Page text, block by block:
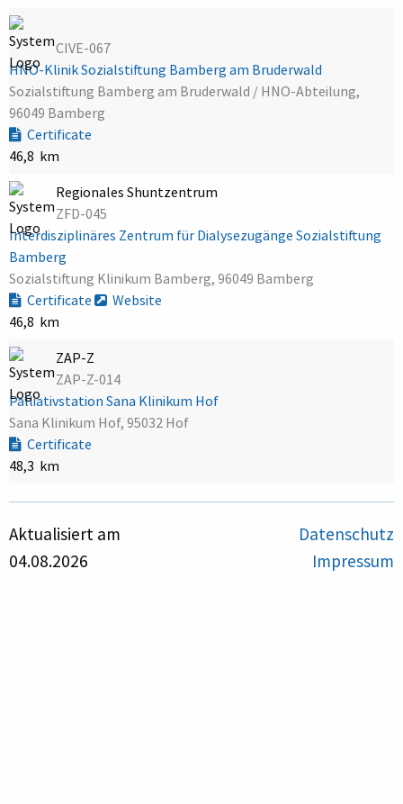
CIVE-067
HNO-Klinik Sozialstiftung Bamberg am Bruderwald
Sozialstiftung Bamberg am Bruderwald / HNO-Abteilung,
96049 Bamberg
Certificate
46,8 km
Regionales Shuntzentrum
ZFD-045
Interdisziplinäres Zentrum für Dialysezugänge Sozialstiftung
Bamberg
Sozialstiftung Klinikum Bamberg, 96049 Bamberg
Certificate
Website
46,8 km
ZAP-Z
ZAP-Z-014
Palliativstation Sana Klinikum Hof
Sana Klinikum Hof, 95032 Hof
Certificate
48,3 km
Aktualisiert am
04.08.2026
Datenschutz
Impressum